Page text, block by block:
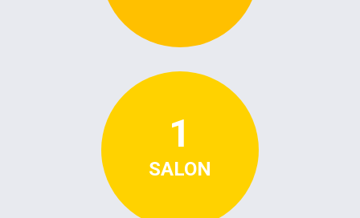
1
SALON